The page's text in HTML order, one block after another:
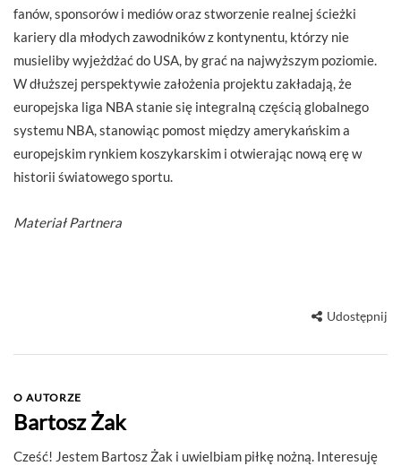
fanów, sponsorów i mediów oraz stworzenie realnej ścieżki
kariery dla młodych zawodników z kontynentu, którzy nie
musieliby wyjeżdżać do USA, by grać na najwyższym poziomie.
W dłuższej perspektywie założenia projektu zakładają, że
europejska liga NBA stanie się integralną częścią globalnego
systemu NBA, stanowiąc pomost między amerykańskim a
europejskim rynkiem koszykarskim i otwierając nową erę w
historii światowego sportu.
Materiał Partnera
Udostępnij
O AUTORZE
Bartosz Żak
Cześć! Jestem Bartosz Żak i uwielbiam piłkę nożną. Interesuję